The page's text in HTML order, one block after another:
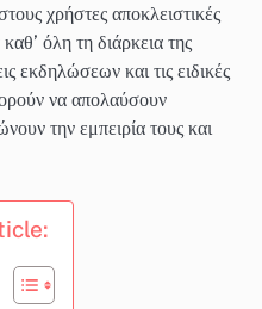
χρήστες αποκλειστικές
όλη τη διάρκεια της
εκδηλώσεων και τις ειδικές
να απολαύσουν
την εμπειρία τους και